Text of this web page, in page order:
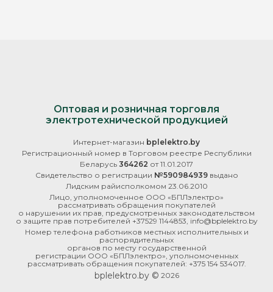
Оптовая и розничная торговля
электротехнической продукцией
Интернет-магазин bplelektro.by
Регистрационный номер в Торговом реестре Республики
Беларусь 364262 от 11.01.2017
Свидетельство о регистрации №590984939выдано
Лидским райисполкомом 23.06.2010
Лицо, уполномоченное ООО «БПЛэлектро»
рассматривать обращения покупателей
о нарушении их прав, предусмотренных законодательством
о защите прав потребителей +37529 1144853, info@bplelektro.by
Номер телефона работников местных исполнительных и
распорядительных
органов по месту государственной
регистрации ООО «БПЛэлектро», уполномоченных
рассматривать обращения покупателей: +375 154 534017.
bplelektro.by © 2026